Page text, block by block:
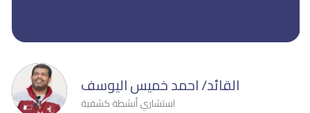
القائد/ احمد خميس اليوسف
استشاري أنشطة كشفية